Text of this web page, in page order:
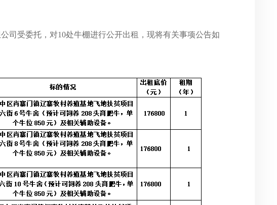
司受委托，对10处牛棚进行公开出租，现将有关事项公告如